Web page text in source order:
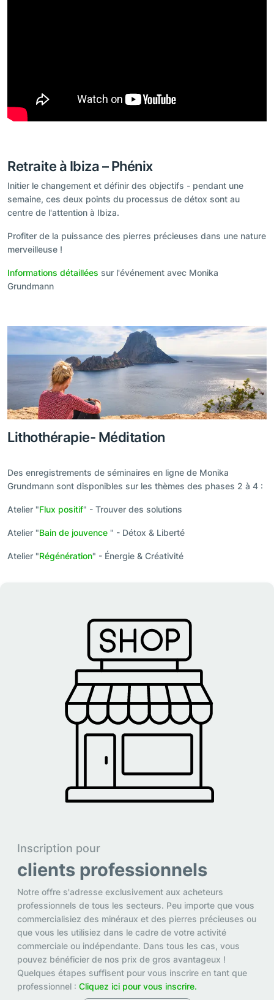
Retraite à Ibiza – Phénix
Initier le changement et définir des objectifs - pendant une
semaine, ces deux points du processus de détox sont au
centre de l'attention à Ibiza.
Profiter de la puissance des pierres précieuses dans une nature
merveilleuse !
Informations détaillées sur l'événement avec Monika
Grundmann
Lithothérapie- Méditation
Des enregistrements de séminaires en ligne de Monika
Grundmann sont disponibles sur les thèmes des phases 2 à 4 :
Atelier "Flux positif" - Trouver des solutions
Atelier "Bain de jouvence " - Détox & Liberté
Atelier "Régénération" - Énergie & Créativité
Inscription pour
clients professionnels
Notre offre s'adresse exclusivement aux acheteurs
professionnels de tous les secteurs. Peu importe que vous
commercialisiez des minéraux et des pierres précieuses ou
que vous les utilisiez dans le cadre de votre activité
commerciale ou indépendante. Dans tous les cas, vous
pouvez bénéficier de nos prix de gros avantageux !
Quelques étapes suffisent pour vous inscrire en tant que
professionnel : Cliquez ici pour vous inscrire.